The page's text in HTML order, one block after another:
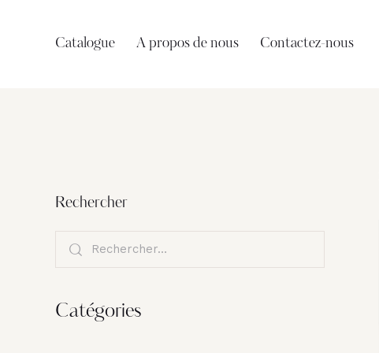
Catalogue A propos de nous Contactez-nous
Rechercher
Catégories